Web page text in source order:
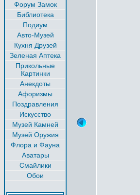
Форум Замок
Библиотека
Подиум
Авто-Музей
Кухня Друзей
Зеленая Аптека
Прикольные
Картинки
Анекдоты
Афоризмы
Поздравления
Искусство
Музей Камней
Музей Оружия
Флора и Фауна
Аватары
Смайлики
Обои